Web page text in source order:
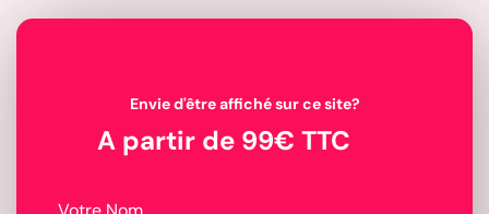
Envie d'être affiché sur ce site?
A partir de 99€ TTC